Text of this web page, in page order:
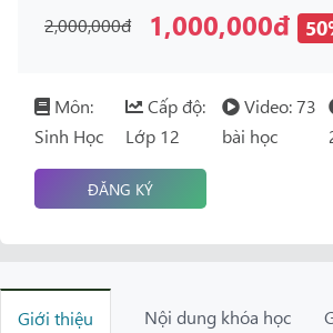
2,000,000đ 1,000,000đ
Môn:
Sinh Học
Cấp độ:
Lớp 12
Video: 73
bài học
ĐĂNG KÝ
Giới thiệu Nội dung khóa học